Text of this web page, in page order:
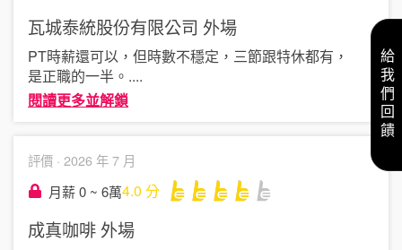
瓦城泰統股份有限公司 外場
PT時薪還可以，但時數不穩定，三節跟特休都有，
是正職的一半。 ....
閱讀更多並解鎖
評價 · 2026 年 7 月
月薪 0 ~ 6萬4.0 分
成真咖啡 外場
給我們回饋